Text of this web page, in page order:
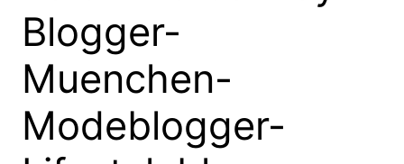
Blogger-
Muenchen-
Modeblogger-